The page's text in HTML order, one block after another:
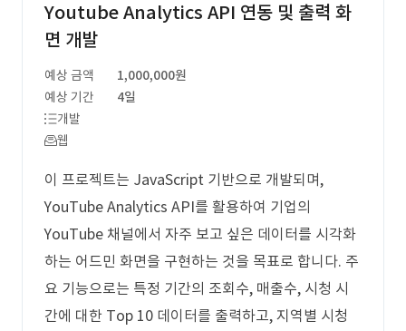
Youtube Analytics API 연동 및 출력 화
면 개발
예상 금액
1,000,000원
예상 기간
4일
개발
웹
이 프로젝트는 JavaScript 기반으로 개발되며,
YouTube Analytics API를 활용하여 기업의
YouTube 채널에서 자주 보고 싶은 데이터를 시각화
하는 어드민 화면을 구현하는 것을 목표로 합니다. 주
요 기능으로는 특정 기간의 조회수, 매출수, 시청 시
간에 대한 Top 10 데이터를 출력하고, 지역별 시청